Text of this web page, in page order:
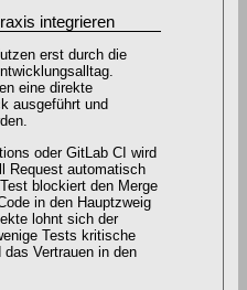
integrieren
erst durch die
eine direkte
ausgeführt und
oder GitLab CI wird
Request automatisch
blockiert den Merge
in den Hauptzweig
lohnt sich der
Tests kritische
Vertrauen in den